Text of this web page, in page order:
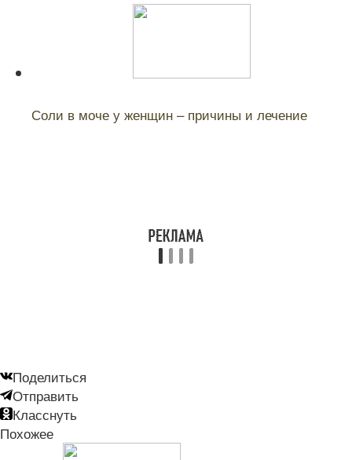
Соли в моче у женщин – причины и лечение
Поделиться
Отправить
Класснуть
Похожее